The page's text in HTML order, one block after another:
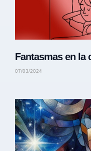
Fantasmas en la
07/03/2024